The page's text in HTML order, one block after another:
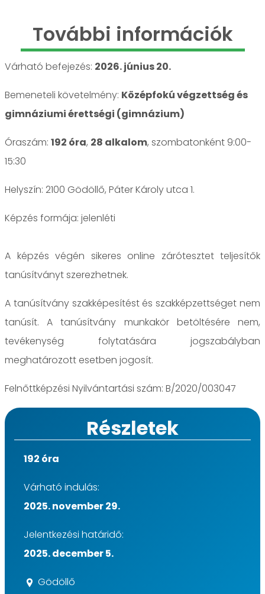
További információk
Várható befejezés: 2026. június 20.
Bemeneteli követelmény: Középfokú végzettség és
gimnáziumi érettségi (gimnázium)
Óraszám: 192 óra, 28 alkalom, szombatonként 9:00-
15:30
Helyszín: 2100 Gödöllő, Páter Károly utca 1.
jelenléti
A képzés végén sikeres online zárótesztet teljesítők
tanúsítványt szerezhetnek.
A tanúsítvány szakképesítést és szakképzettséget nem
tanúsít. A tanúsítvány munkakör betöltésére nem,
tevékenység folytatására jogszabályban
meghatározott esetben jogosít.
Felnőttképzési Nyilvántartási szám: B/2020/003047
Részletek
192 óra
Várható indulás:
2025. november 29.
Jelentkezési határidő:
2025. december 5.
Gödöllő